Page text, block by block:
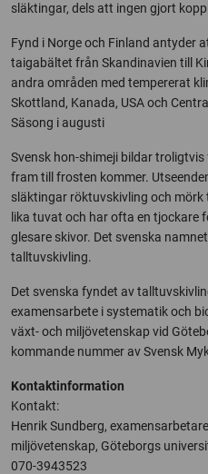
släktingar, dels att ingen gjort
Fynd i Norge och Finland antyder
taigabältet från Skandinavien till
andra områden med tempererat
Skottland, Kanada, USA och
Säsong i augusti
Svensk hon-shimeji bildar
fram till frosten kommer.
släktingar röktuvskivling och mörk
lika tuvat och har ofta en tjockare
glesare skivor. Det svenska
talltuvskivling.
Det svenska fyndet av
examensarbete i systematik och
växt- och miljövetenskap vid
kommande nummer av Svensk
Kontaktinformation
Kontakt:
Henrik Sundberg,
miljövetenskap, Göteborgs
070-3943523